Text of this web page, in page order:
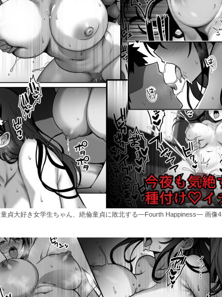
童貞大好き女学生ちゃん、絶倫童貞に敗北する―Fourth Happiness― 画像4